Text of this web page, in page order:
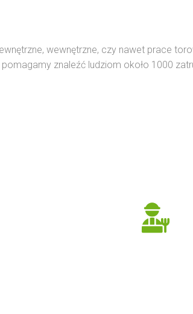
wewnętrzne, czy nawet prace
znaleźć ludziom około 1000